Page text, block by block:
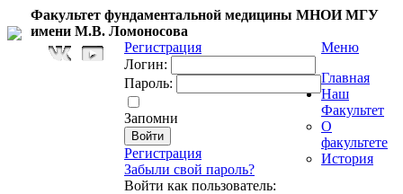
Факультет фундаментальной медицины МНОИ МГУ
имени М.В. Ломоносова
Регистрация
Логин:
Пароль:
Запомни
Регистрация
Забыли свой пароль?
Войти как пользователь:
Меню
Главная
Наш
Факультет
О
факультете
История